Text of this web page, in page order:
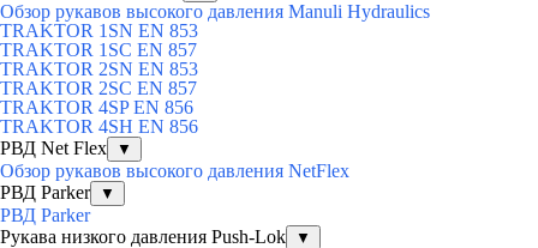
Обзор рукавов высокого давления Manuli Hydraulics
TRAKTOR 1SN EN 853
TRAKTOR 1SС EN 857
TRAKTOR 2SN EN 853
TRAKTOR 2SС EN 857
TRAKTOR 4SP EN 856
TRAKTOR 4SH EN 856
РВД Net Flex
▼
Обзор рукавов высокого давления NetFlex
РВД Parker
▼
РВД Parker
Рукава низкого давления Push-Lok
▼